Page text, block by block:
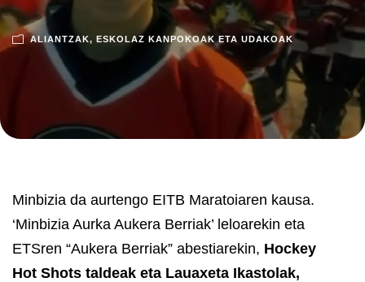
ALIANTZAK, ESKOLAZ KANPOKOAK ETA UDAKOAK
Minbizia da aurtengo EITB Maratoiaren kausa.
‘Minbizia Aurka Aukera Berriak’ leloarekin eta
ETSren “Aukera Berriak” abestiarekin, Hockey
Hot Shots taldeak eta Lauaxeta Ikastolak,